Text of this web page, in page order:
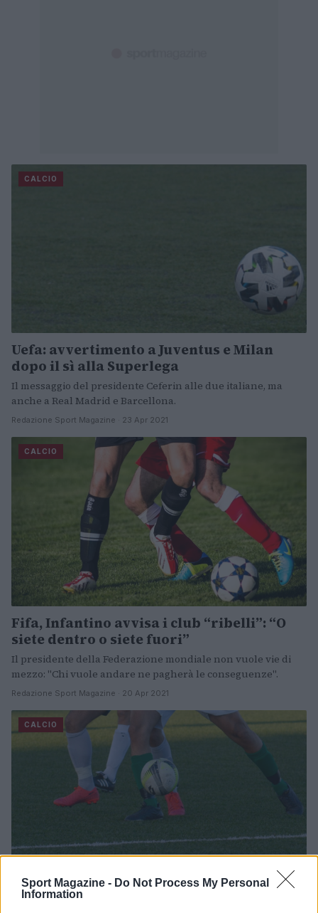
Sport Magazine - Do Not Process My Personal
Information
CALCIO
Uefa: avvertimento a Juventus e Milan
dopo il sì alla Superlega
Il messaggio del presidente Ceferin alle due italiane, ma
anche a Real Madrid e Barcellona.
Redazione Sport Magazine · 23 Apr 2021
CALCIO
Fifa, Infantino avvisa i club “ribelli”: “O
siete dentro o siete fuori”
Il presidente della Federazione mondiale non vuole vie di
mezzo: "Chi vuole andare ne pagherà le conseguenze".
Redazione Sport Magazine · 20 Apr 2021
CALCIO
Superlega, Florentino Perez: “Salveremo